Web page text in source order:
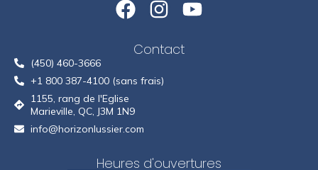
Heures d'ouvertures
Contact
(450) 460-3666
+1 800 387-4100 (sans frais)
1155, rang de l'Eglise
Marieville, QC, J3M 1N9
info@horizonlussier.com